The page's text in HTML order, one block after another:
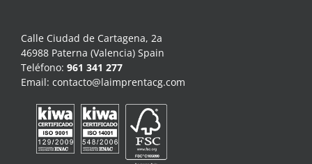
Calle Ciudad de Cartagena, 2a
46988 Paterna (Valencia) Spain
Teléfono: 961 341 277
Email: contacto@laimprentacg.com